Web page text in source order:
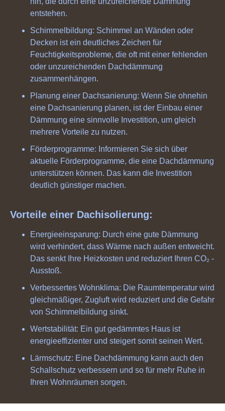
entstehen.
Schimmelbildung: Schimmel an Wänden oder
Decken ist ein deutliches Zeichen für
Feuchtigkeitsprobleme, die oft mit einer fehlenden
oder unzureichenden Dachdämmung
zusammenhängen.
Planung einer Dachsanierung: Wenn Sie ohnehin
eine Dachsanierung planen, ist der Einbau einer
Dämmung eine sinnvolle Investition, um gleich
mehrere Vorteile zu nutzen.
Förderprogramme: Informieren Sie sich über
aktuelle Förderprogramme, die eine Dachdämmung
unterstützen können. Das kann die Investition
deutlich günstiger machen.
Vorteile einer Dachisolierung:
Energieeinsparung: Durch eine gute Dämmung
wird verhindert, dass Wärme nach außen entweicht.
Das senkt Ihre Heizkosten und reduziert Ihren CO₂ -
Ausstoß.
Verbessertes Wohnklima: Die Raumtemperatur wird
gleichmäßiger, Zugluft wird reduziert und die Gefahr
von Schimmelbildung sinkt.
Wertstabilität: Ein gut gedämmtes Haus ist
energieeffizienter und steigert somit seinen Wert.
Lärmschutz: Eine Dachdämmung kann auch den
Schallschutz verbessern und so für mehr Ruhe in
Ihren Wohnräumen sorgen.